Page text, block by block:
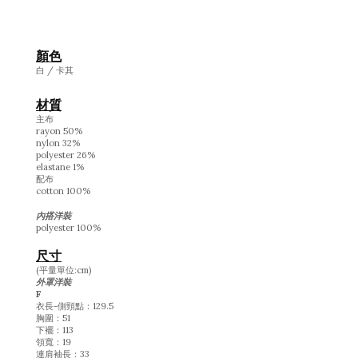
顏色
白 / 卡其
材質
主布
rayon 50%
nylon 32%
polyester 26%
elastane 1%
配布
cotton 100%
內搭洋裝
polyester 100%
尺寸
(平量單位:cm)
外罩洋裝
F
衣長-側頸點：129.5
胸圍：51
下襬：113
領寬：19
連肩袖長：33